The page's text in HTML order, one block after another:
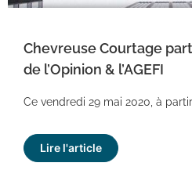
Chevreuse Courtage
de l’Opinion & l’AGEFI
Ce vendredi 29 mai 2020, à
Lire l'article